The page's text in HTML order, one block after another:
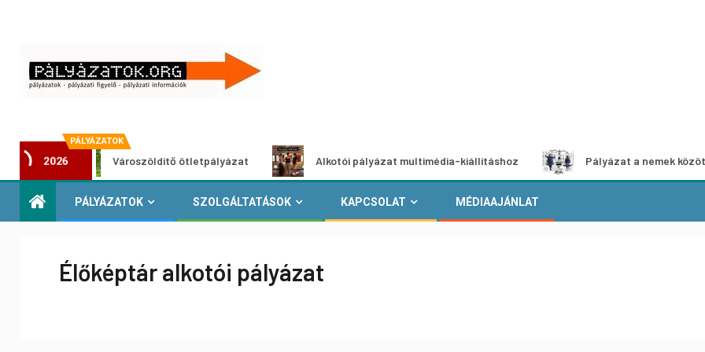
PÁLYÁZATOK
2026Városzöldítő ötletpályázat Alkotói pályázat multimédia-kiállításhoz Pályázat a nemek közötti
PÁLYÁZATOK SZOLGÁLTATÁSOK KAPCSOLAT MÉDIAAJÁNLAT
Élőképtár alkotói pályázat